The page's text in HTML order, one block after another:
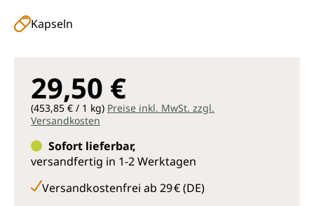
Kapseln
29,50 €
(453,85 € / 1 kg) Preise inkl. MwSt. zzgl.
Versandkosten
Sofort lieferbar,
versandfertig in 1-2 Werktagen
Versandkostenfrei ab 29 € (DE)